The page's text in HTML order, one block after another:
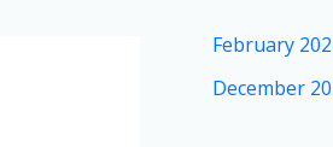
February
December